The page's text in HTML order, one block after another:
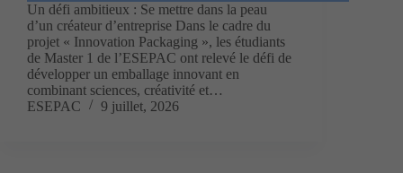
Un défi ambitieux : Se mettre dans la peau
d’un créateur d’entreprise Dans le cadre du
projet « Innovation Packaging », les étudiants
de Master 1 de l’ESEPAC ont relevé le défi de
développer un emballage innovant en
combinant sciences, créativité et…
ESEPAC
9 juillet, 2026